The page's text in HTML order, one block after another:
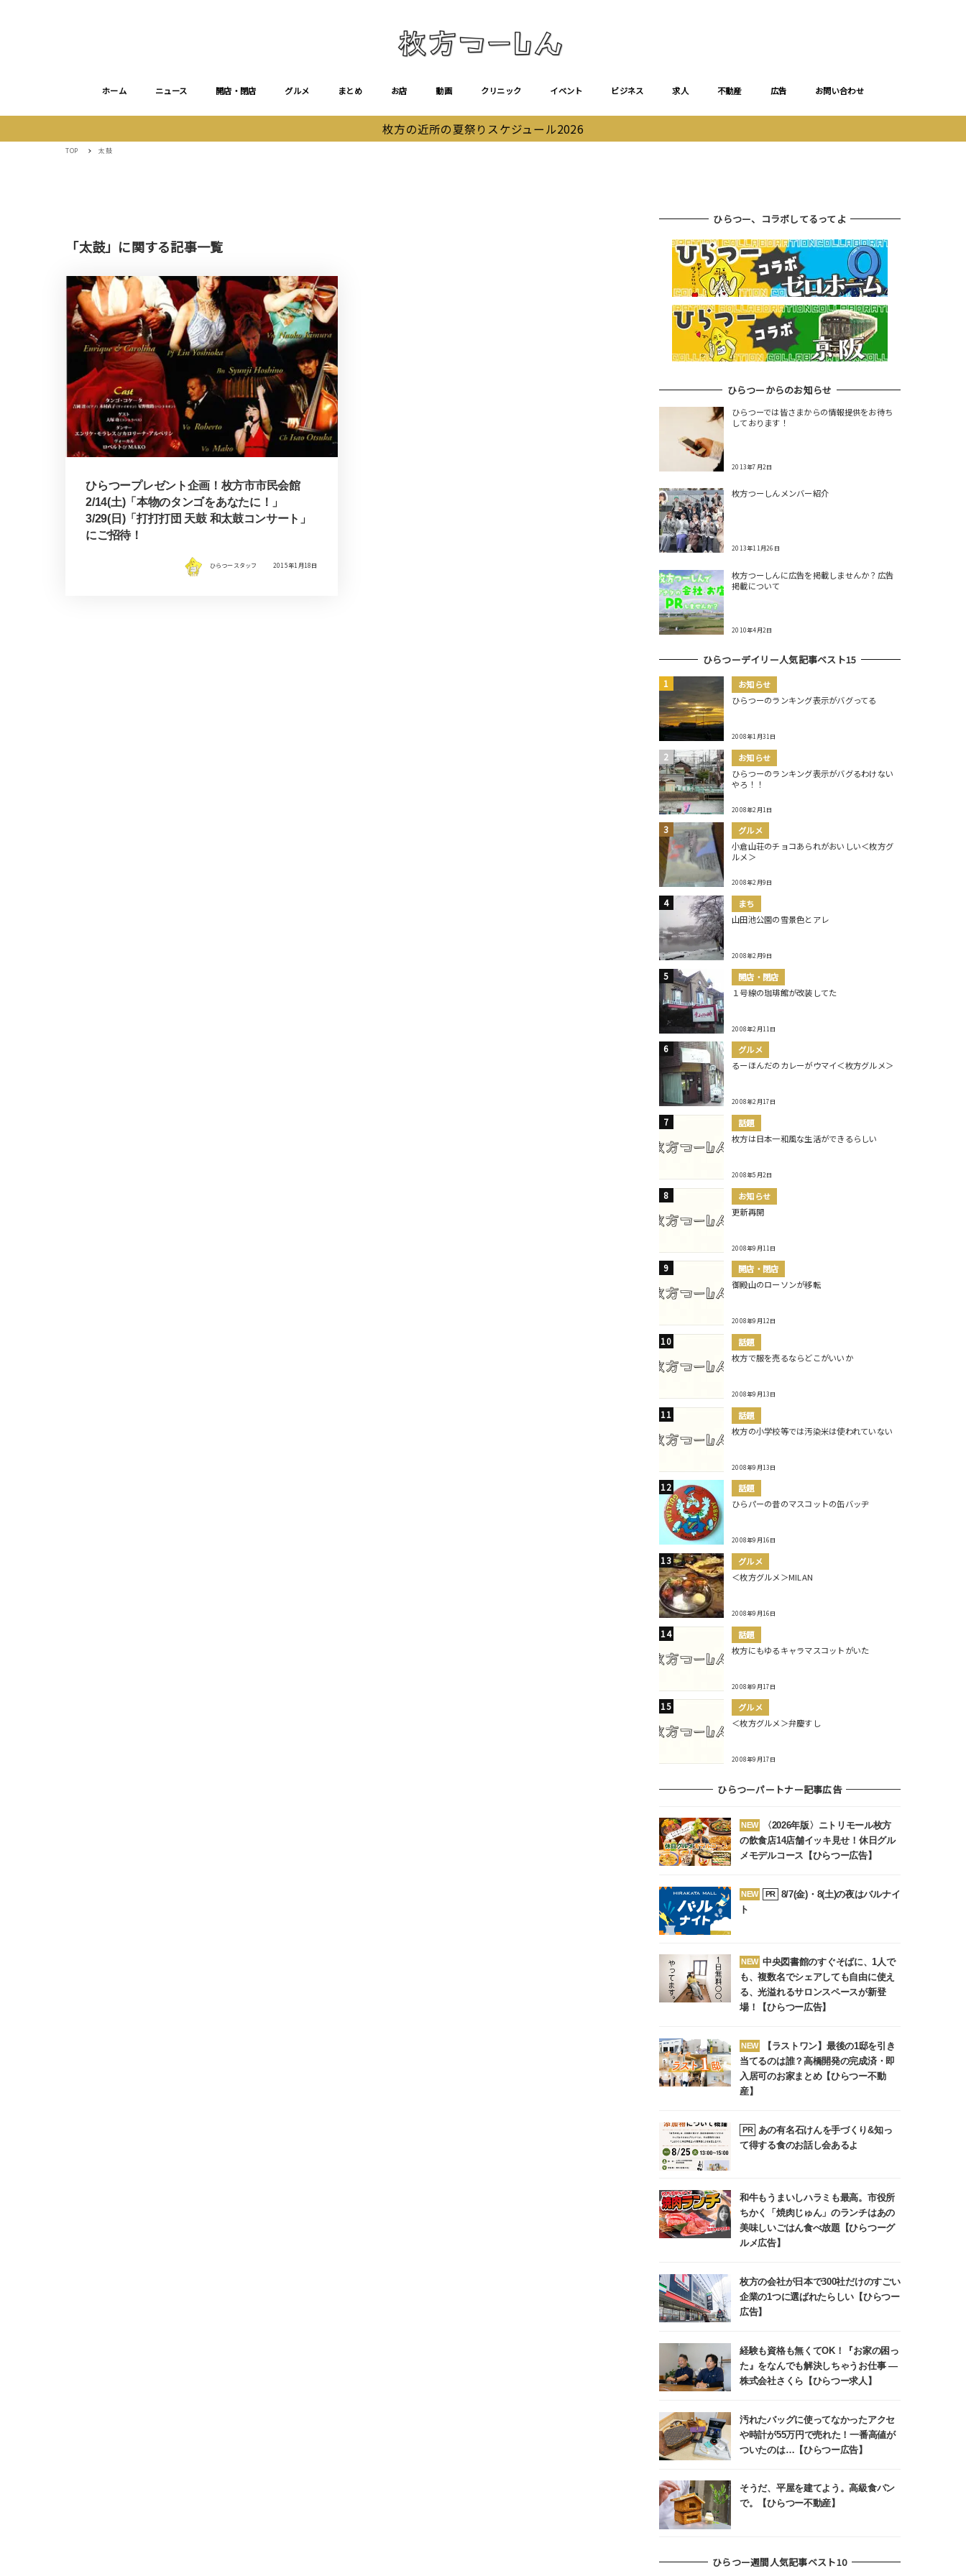
ホーム ニュース 開店・閉店 グルメ まとめ お店 動画 クリニック イベント ビジネス 求人 不動産 広告 お問い合わせ
枚方の近所の夏祭りスケジュール2026
TOP 太鼓
「太鼓」に関する記事一覧
ひらつープレゼント企画！枚方市市民会館
2/14(土)「本物のタンゴをあなたに！」
3/29(日)「打打打団 天鼓 和太鼓コンサート」
にご招待！
ひらつースタッフ 2015年1月18日
ひらつー、コラボしてるってよ
ひらつーからのお知らせ
ひらつーでは皆さまからの情報提供をお待ち
しております！
2013年7月2日
枚方つーしんメンバー紹介
2013年11月26日
枚方つーしんに広告を掲載しませんか？広告
掲載について
2010年4月2日
ひらつーデイリー人気記事ベスト15
お知らせ
ひらつーのランキング表示がバグってる
2008年1月31日
お知らせ
ひらつーのランキング表示がバグるわけない
やろ！！
2008年2月1日
グルメ
小倉山荘のチョコあられがおいしい＜枚方グ
ルメ＞
2008年2月9日
まち
山田池公園の雪景色とアレ
2008年2月9日
開店・閉店
１号線の珈琲館が改装してた
2008年2月11日
グルメ
るーほんだのカレーがウマイ＜枚方グルメ＞
2008年2月17日
話題
枚方は日本一和風な生活ができるらしい
2008年5月2日
お知らせ
更新再開
2008年9月11日
開店・閉店
御殿山のローソンが移転
2008年9月12日
話題
枚方で服を売るならどこがいいか
2008年9月13日
話題
枚方の小学校等では汚染米は使われていない
2008年9月13日
話題
ひらパーの昔のマスコットの缶バッヂ
2008年9月16日
グルメ
＜枚方グルメ＞MILAN
2008年9月16日
話題
枚方にもゆるキャラマスコットがいた
2008年9月17日
グルメ
＜枚方グルメ＞弁慶すし
2008年9月17日
ひらつーパートナー記事広告
NEW
〈2026年版〉ニトリモール枚方
の飲食店14店舗イッキ見せ！休日グル
メモデルコース【ひらつー広告】
NEW PR
8/7(金)・8(土)の夜はバルナイ
ト
NEW 中央図書館のすぐそばに、1人で
も、複数名でシェアしても自由に使え
る、光溢れるサロンスペースが新登
場！【ひらつー広告】
NEW
【ラストワン】最後の1邸を引き
当てるのは誰？高橋開発の完成済・即
入居可のお家まとめ【ひらつー不動
産】
PR
あの有名石けんを手づくり&知っ
て得する食のお話し会あるよ
和牛もうまいしハラミも最高。市役所
ちかく「焼肉じゅん」のランチはあの
美味しいごはん食べ放題【ひらつーグ
ルメ広告】
枚方の会社が日本で300社だけのすごい
企業の1つに選ばれたらしい【ひらつー
広告】
経験も資格も無くてOK！『お家の困っ
た』をなんでも解決しちゃうお仕事 ―
株式会社さくら【ひらつー求人】
汚れたバッグに使ってなかったアクセ
や時計が55万円で売れた！一番高値が
ついたのは…【ひらつー広告】
そうだ、平屋を建てよう。高級食パン
で。【ひらつー不動産】
ひらつー週間人気記事ベスト10